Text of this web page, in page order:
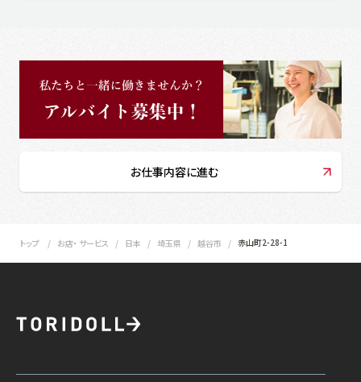
お仕事内容に進む
トップ お店・ サービス 日本 埼玉県 越谷市 赤山町2-28-1